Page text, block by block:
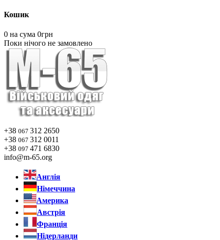
Кошик
0 на сума 0грн
Поки нічого не замовлено
+38 067 312 2650
+38 067 312 0011
+38 097 471 6830
info@m-65.org
Англія
Німеччина
Америка
Австрія
Франція
Нідерланди